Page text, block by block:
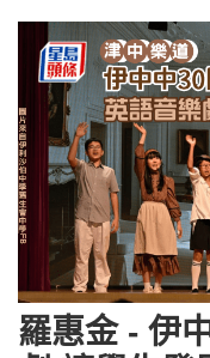
羅惠金 - 伊